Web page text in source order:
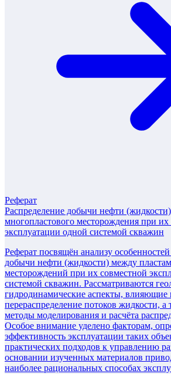
Реферат
Распределение добычи нефти
многопластового месторождения при их
эксплуатации одной системой скважин
Реферат посвящён анализу
добычи нефти (жидкости) между
месторождений при их совместной
системой скважин. Рассматриваются
гидродинамические аспекты, влияющие
перераспределение потоков жидкости,
методы моделирования и расчёта
Особое внимание уделено факторам,
эффективность эксплуатации таких
практических подходов к управлению
основании изученных материалов
наиболее рациональных способах